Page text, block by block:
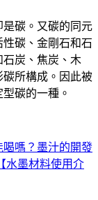
碳。又碳的同元
碳、金剛石和石
石炭、焦炭、木
所構成。因此被
碳的一種。
嗎？墨汁的開發
水墨材料使用介